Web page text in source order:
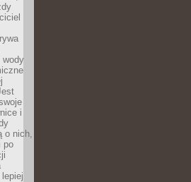
wody
i
o nich,
po